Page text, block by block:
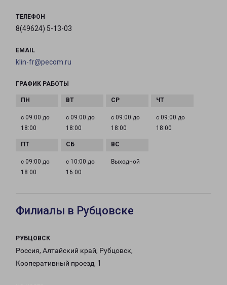
ТЕЛЕФОН
8(49624) 5-13-03
EMAIL
klin-fr@pecom.ru
ГРАФИК РАБОТЫ
с 09:00 до
18:00
с 09:00 до
18:00
с 09:00 до
18:00
с 09:00 до
18:00
с 09:00 до
18:00
с 10:00 до
16:00
Выходной
Филиалы в Рубцовске
РУБЦОВСК
Россия, Алтайский край, Рубцовск,
Кооперативный проезд, 1